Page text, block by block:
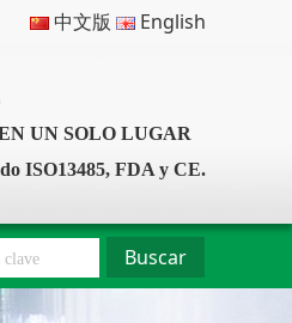
中文版 English
UN SOLO LUGAR
ISO13485, FDA y CE.